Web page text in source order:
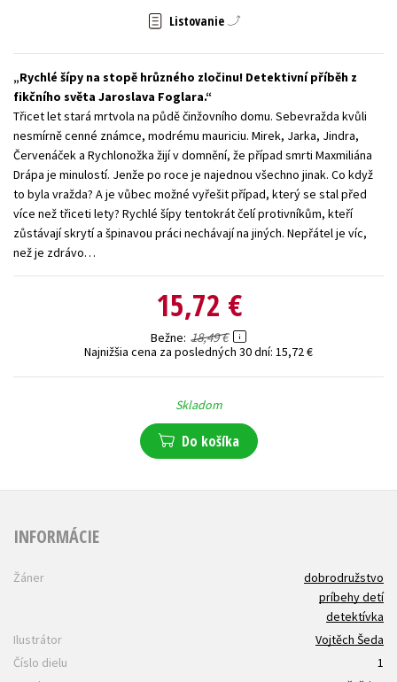
Učebnice
Výchova a pedagogika
Young adult
Young adult (SK)
Zdravie a životný štýl
Všetky tituly
Listovanie
Rychlé šípy na stopě hrůzného zločinu! Detektivní příběh z
fikčního světa Jaroslava Foglara.
Třicet let stará mrtvola na půdě činžovního domu. Sebevražda kvůli
nesmírně cenné známce, modrému mauriciu. Mirek, Jarka, Jindra,
Červenáček a Rychlonožka žijí v domnění, že případ smrti Maxmiliána
Drápa je minulostí. Jenže po roce je najednou všechno jinak. Co když
to byla vražda? A je vůbec možné vyřešit případ, který se stal před
více než třiceti lety? Rychlé šípy tentokrát čelí protivníkům, kteří
zůstávají skrytí a špinavou práci nechávají na jiných. Nepřátel je víc,
než je zdrávo…
15,72 €
Bežne 18,49 €
Najnižšia cena za posledných 30 dní: 15,72 €
Skladom
Do košíka
INFORMÁCIE
Žáner
dobrodružstvo
príbehy detí
detektívka
Ilustrátor
Vojtěch Šeda
Číslo dielu
1